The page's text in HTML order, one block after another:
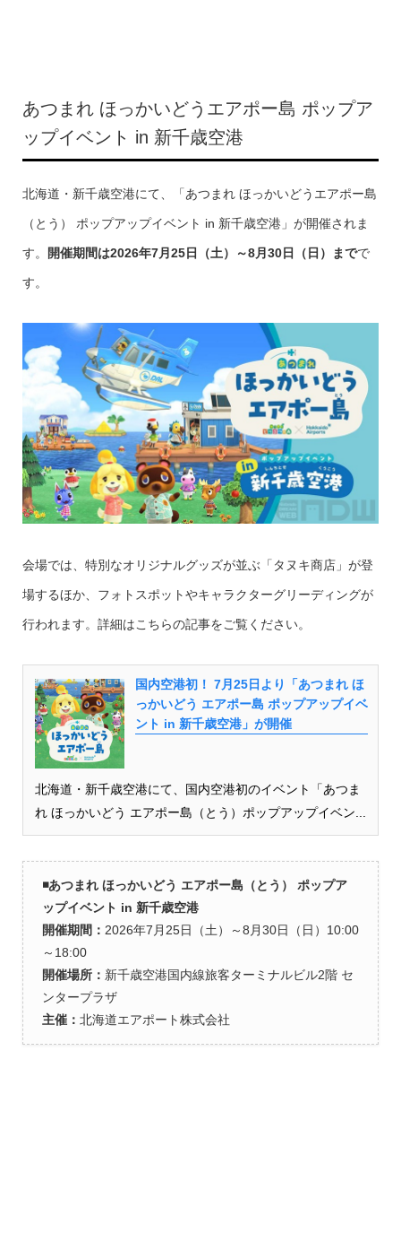
あつまれ ほっかいどうエアポー島 ポップア
ップイベント in 新千歳空港
北海道・新千歳空港にて、「あつまれ ほっかいどうエアポー島
（とう） ポップアップイベント in 新千歳空港」が開催されま
す。 開催期間は2026年7月25日（土）～8月30日（日）までで
す。
会場では、特別なオリジナルグッズが並ぶ「タヌキ商店」が登
場するほか、フォトスポットやキャラクターグリーディングが
行われます。詳細はこちらの記事をご覧ください。
国内空港初！ 7月25日より「あつまれ ほ
っかいどう エアポー島 ポップアップイベ
ント in 新千歳空港」が開催
北海道・新千歳空港にて、国内空港初のイベント「あつま
れ ほっかいどう エアポー島（とう）ポップアップイベン...
◾️あつまれ ほっかいどう エアポー島（とう） ポップア
ップイベント in 新千歳空港
開催期間： 2026年7月25日（土）～8月30日（日）10:00
～18:00
開催場所： 新千歳空港国内線旅客ターミナルビル2階 セ
ンタープラザ
主催： 北海道エアポート株式会社